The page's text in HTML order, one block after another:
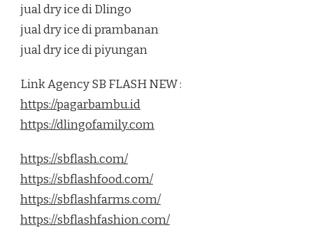
jual dry ice di Dlingo
jual dry ice di prambanan
jual dry ice di piyungan
Link Agency SB FLASH NEW :
https://pagarbambu.id
https://dlingofamily.com
https://sbflash.com/
https://sbflashfood.com/
https://sbflashfarms.com/
https://sbflashfashion.com/